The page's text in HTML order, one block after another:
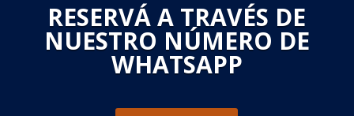
RESERVÁ A TRAVÉS DE
NUESTRO NÚMERO DE
WHATSAPP